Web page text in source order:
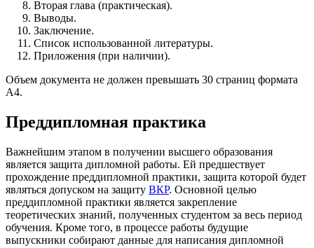
Вторая глава (практическая).
Выводы.
Заключение.
Список использованной литературы.
Приложения (при наличии).
Объем документа не должен превышать 30 страниц формата
А4.
Преддипломная практика
Важнейшим этапом в получении высшего образования
является защита дипломной работы. Ей предшествует
прохождение преддипломной практики, защита которой будет
являться допуском на защиту ВКР. Основной целью
преддипломной практики является закрепление
теоретических знаний, полученных студентом за весь период
обучения. Кроме того, в процессе работы будущие
выпускники собирают данные для написания дипломной